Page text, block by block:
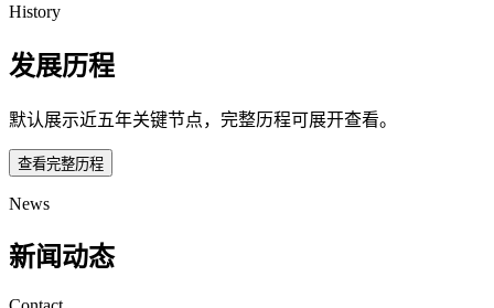
History
发展历程
默认展示近五年关键节点，完整历程可展开查看。
查看完整历程
News
新闻动态